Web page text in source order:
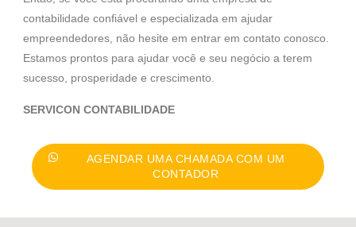
contabilidade confiável e especializada em ajudar
empreendedores, não hesite em entrar em contato conosco.
Estamos prontos para ajudar você e seu negócio a terem
sucesso, prosperidade e crescimento.
SERVICON CONTABILIDADE
AGENDAR UMA CHAMADA COM UM
CONTADOR